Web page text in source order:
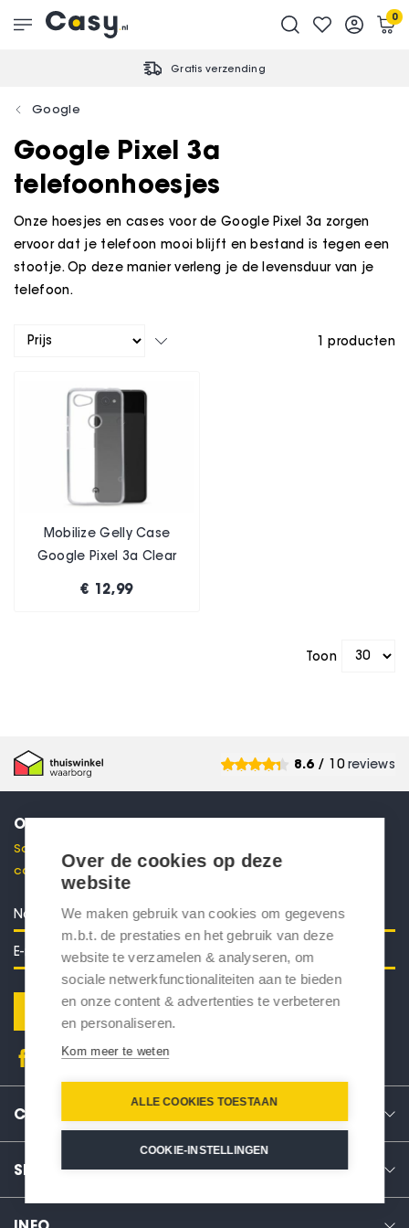
Gratis verzending
0
Google
Google Pixel 3a
telefoonhoesjes
Onze hoesjes en cases voor de Google Pixel 3a zorgen
ervoor dat je telefoon mooi blijft en bestand is tegen een
stootje. Op deze manier verleng je de levensduur van je
telefoon.
1 producten
Mobilize Gelly Case
Google Pixel 3a Clear
€ 12,99
Toon
8.6/ 10 reviews
ONTVANG 10% KORTING
Schrijf je in voor onze nieuwsbrief en ontvang direct een
code voor 10% korting in je mailbox.
Verstuur
CONTACT
SERVICE
Over de cookies op deze
website
We maken gebruik van cookies om gegevens
m.b.t. de prestaties en het gebruik van deze
website te verzamelen & analyseren, om
sociale netwerkfunctionaliteiten aan te bieden
en onze content & advertenties te verbeteren
en personaliseren.
Kom meer te weten
ALLE COOKIES TOESTAAN
COOKIE-INSTELLINGEN